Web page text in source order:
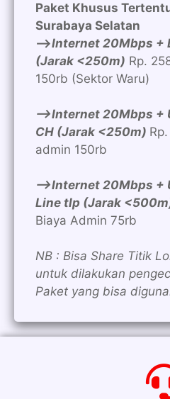
Paket Khusus
Surabaya Selatan
—>Internet 20Mbps +
(Jarak <250m) Rp.
150rb (Sektor Waru)
—>Internet 20Mbps +
CH (Jarak <250m)
admin 150rb
—>Internet 20Mbps +
Line tlp (Jarak
Biaya Admin 75rb
NB : Bisa Share Titik
untuk dilakukan
Paket yang bisa